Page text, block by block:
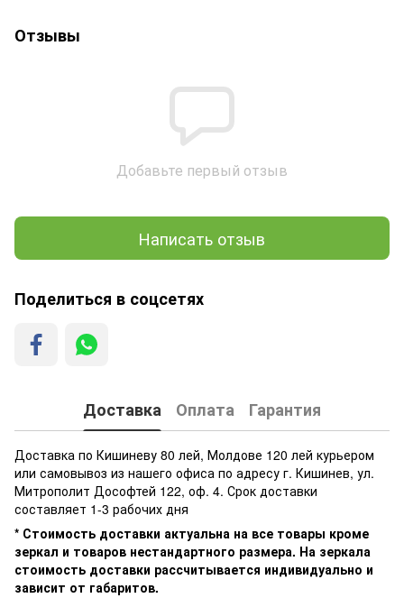
Отзывы
Добавьте первый отзыв
Написать отзыв
Поделиться в соцсетях
Доставка Оплата Гарантия
Доставка по Кишиневу 80 лей, Молдове 120 лей курьером
или самовывоз из нашего офиса по адресу г. Кишинев, ул.
Митрополит Дософтей 122, оф. 4. Срок доставки
составляет 1-3 рабочих дня
* Стоимость доставки актуальна на все товары кроме
зеркал и товаров нестандартного размера. На зеркала
стоимость доставки рассчитывается индивидуально и
зависит от габаритов.